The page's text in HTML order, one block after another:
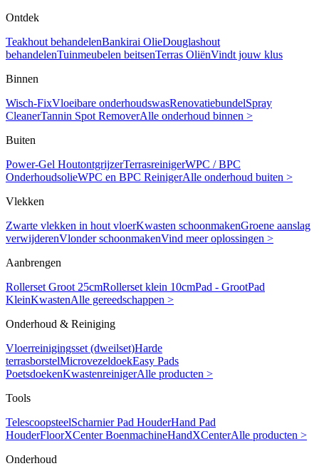
Ontdek
Teakhout behandelenBankirai OlieDouglashout
behandelenTuinmeubelen beitsenTerras OliënVindt jouw klus
Binnen
Wisch-FixVloeibare onderhoudswasRenovatiebundelSpray
CleanerTannin Spot RemoverAlle onderhoud binnen >
Buiten
Power-Gel HoutontgrijzerTerrasreinigerWPC / BPC
OnderhoudsolieWPC en BPC ReinigerAlle onderhoud buiten >
Vlekken
Zwarte vlekken in hout vloerKwasten schoonmakenGroene aanslag
verwijderenVlonder schoonmakenVind meer oplossingen >
Aanbrengen
Rollerset Groot 25cmRollerset klein 10cmPad - GrootPad
KleinKwastenAlle gereedschappen >
Onderhoud & Reiniging
Vloerreinigingsset (dweilset)Harde
terrasborstelMicrovezeldoekEasy Pads
PoetsdoekenKwastenreinigerAlle producten >
Tools
TelescoopsteelScharnier Pad HouderHand Pad
HouderFloorXCenter BoenmachineHandXCenterAlle producten >
Onderhoud